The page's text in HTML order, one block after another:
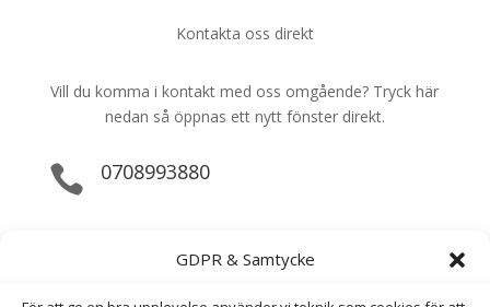
GDPR & Samtycke
Kontakta oss direkt
Vill du komma i kontakt med oss omgående? Tryck här
nedan så öppnas ett nytt fönster direkt.
 0708993880
info@perfektyta.se